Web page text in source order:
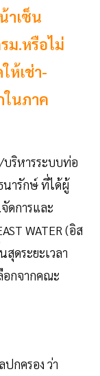
าเซ็น
ม.หรือไม่
ห้เช่า-
ในภาค
บริหารระบบท่อ
นารักษ์ ที่ได้ผู้
ดการและ
WATER (อิส
ดระยะเวลา
อกจากคณะ
กครอง ว่า